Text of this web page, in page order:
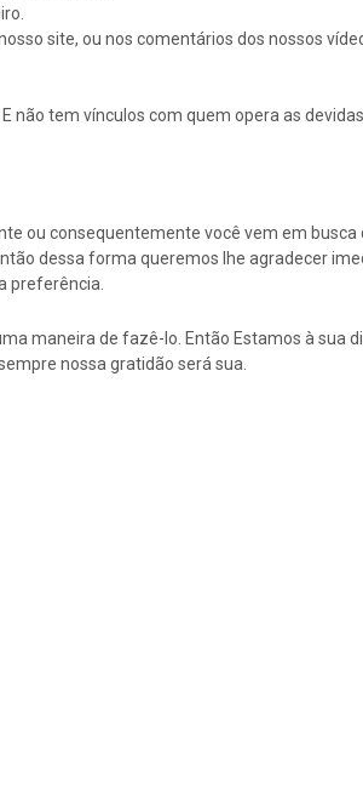
site, ou nos comentários dos nossos
não tem vínculos com quem opera as
ou consequentemente você vem em busca
dessa forma queremos lhe agradecer
preferência.
maneira de fazê-lo. Então Estamos à sua
nossa gratidão será sua.